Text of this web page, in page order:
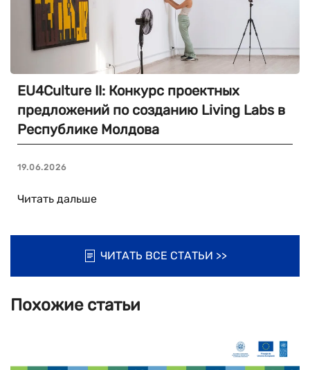
EU4Culture II: Конкурс проектных
предложений по созданию Living Labs в
Республике Молдова
19.06.2026
Читать дальше
ЧИТАТЬ ВСЕ СТАТЬИ >>
Похожие статьи